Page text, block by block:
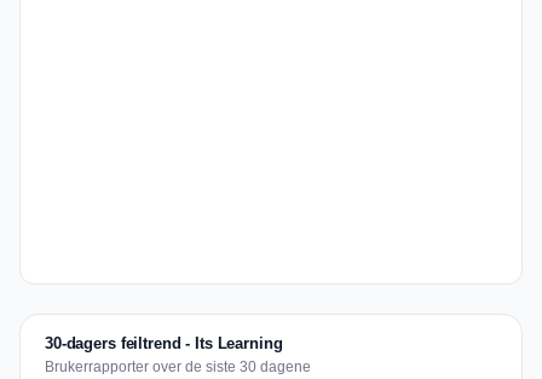
30-dagers feiltrend - Its Learning
Brukerrapporter over de siste 30 dagene